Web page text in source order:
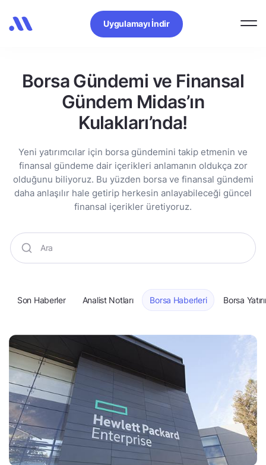
Uygulamayı İndir
Borsa Gündemi ve Finansal
Gündem Midas’ın
Kulakları’nda!
Yeni yatırımcılar için borsa gündemini takip etmenin ve
finansal gündeme dair içerikleri anlamanın oldukça zor
olduğunu biliyoruz. Bu yüzden borsa ve finansal gündemi
daha anlaşılır hale getirip herkesin anlayabileceği güncel
finansal içerikler üretiyoruz.
Son Haberler Analist Notları Borsa Haberleri Borsa